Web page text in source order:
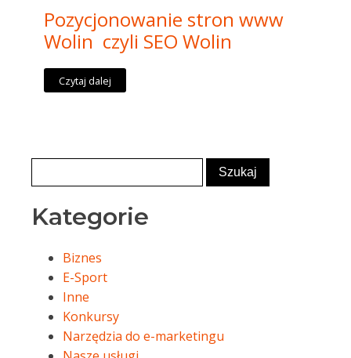
Pozycjonowanie stron www
Wolin czyli SEO Wolin
Czytaj dalej
Kategorie
Biznes
E-Sport
Inne
Konkursy
Narzędzia do e-marketingu